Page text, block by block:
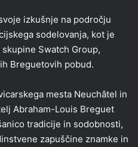
izkušnje na področju
sodelovanja, kot je
Swatch Group,
Breguetovih pobud.
mesta Neuchâtel in
Abraham-Louis Breguet
tradicije in sodobnosti,
zapuščine znamke in